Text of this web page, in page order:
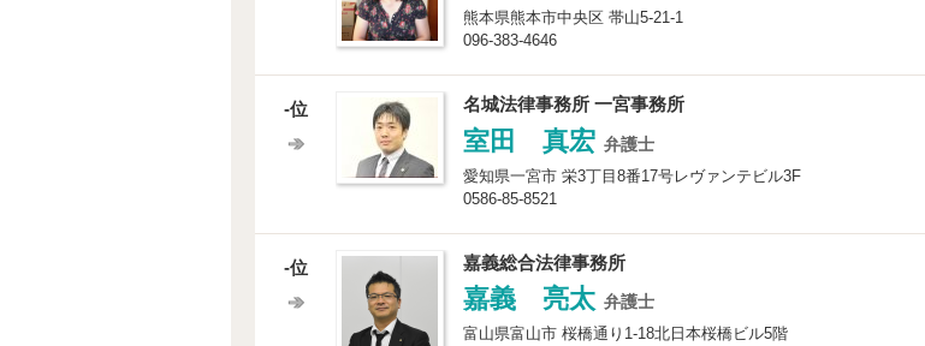
熊本県熊本市中央区 帯山5-21-1
096-383-4646
-位 名城法律事務所 一宮事務所
室田 真宏 弁護士
愛知県一宮市 栄3丁目8番17号レヴァンテビル3F
0586-85-8521
-位 嘉義総合法律事務所
嘉義 亮太 弁護士
富山県富山市 桜橋通り1-18北日本桜橋ビル5階